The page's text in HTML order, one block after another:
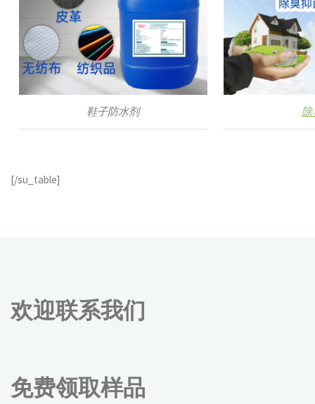
鞋子防水剂 除
[/su_table]
欢迎联系我们
免费领取样品